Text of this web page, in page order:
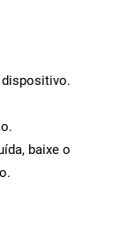
dispositivo.
baixe o